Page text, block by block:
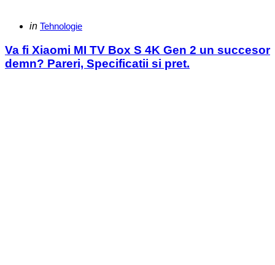
Categories
Posted
in Tehnologie
Va fi Xiaomi MI TV Box S 4K Gen 2 un succesor
demn? Pareri, Specificatii si pret.